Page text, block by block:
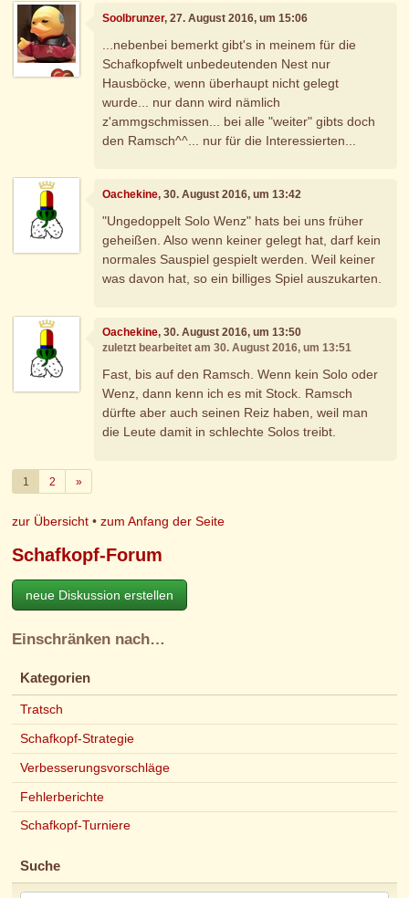
Soolbrunzer, 27. August 2016, um 15:06
...nebenbei bemerkt gibt's in meinem für die
Schafkopfwelt unbedeutenden Nest nur
Hausböcke, wenn überhaupt nicht gelegt
wurde... nur dann wird nämlich
z'ammgschmissen... bei alle "weiter" gibts doch
den Ramsch^^... nur für die Interessierten...
Oachekine, 30. August 2016, um 13:42
"Ungedoppelt Solo Wenz" hats bei uns früher
geheißen. Also wenn keiner gelegt hat, darf kein
normales Sauspiel gespielt werden. Weil keiner
was davon hat, so ein billiges Spiel auszukarten.
Oachekine, 30. August 2016, um 13:50
zuletzt bearbeitet am 30. August 2016, um 13:51
Fast, bis auf den Ramsch. Wenn kein Solo oder
Wenz, dann kenn ich es mit Stock. Ramsch
dürfte aber auch seinen Reiz haben, weil man
die Leute damit in schlechte Solos treibt.
1 2 »Weiter
zur Übersicht •zum Anfang der Seite
Schafkopf-Forum
neue Diskussion erstellen
Einschränken nach…
Kategorien
Tratsch
Schafkopf-Strategie
Verbesserungsvorschläge
Fehlerberichte
Schafkopf-Turniere
Suche